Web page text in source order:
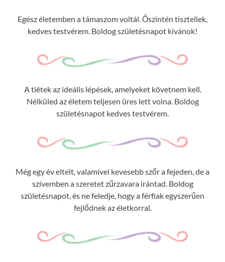
Egész életemben a támaszom voltál. Őszintén tisztellek,
kedves testvérem. Boldog születésnapot kívánok!
A tiétek az ideális lépések, amelyeket követnem kell.
Nélküled az életem teljesen üres lett volna. Boldog
születésnapot kedves testvérem.
Még egy év eltelt, valamivel kevesebb szőr a fejeden, de a
szívemben a szeretet zűrzavara irántad. Boldog
születésnapot, és ne feledje, hogy a férfiak egyszerűen
fejlődnek az életkorral.